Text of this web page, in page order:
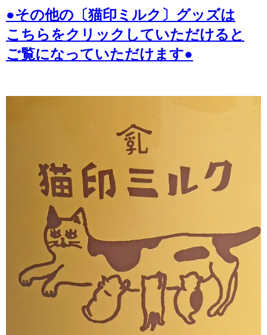
●その他の〔猫印ミルク〕グッズは
こちらをクリックしていただけると
ご覧になっていただけます●